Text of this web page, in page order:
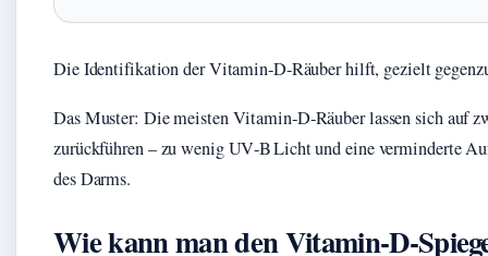
Die Identifikation der Vitamin-D-Räuber hilft, gezielt
Das Muster: Die meisten Vitamin‑D‑Räuber lassen sich auf
zurückführen – zu wenig UV‑B Licht und eine verminderte
des Darms.
Wie kann man den